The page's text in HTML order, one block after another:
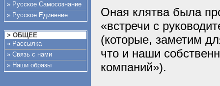
» Русское Самосознание
» Русское Единение
> ОБЩЕЕ
» Рассылка
» Связь с нами
» Наши образы
Оная клятва была
«встречи с
(которые, заметим
что и наши
компаний»).